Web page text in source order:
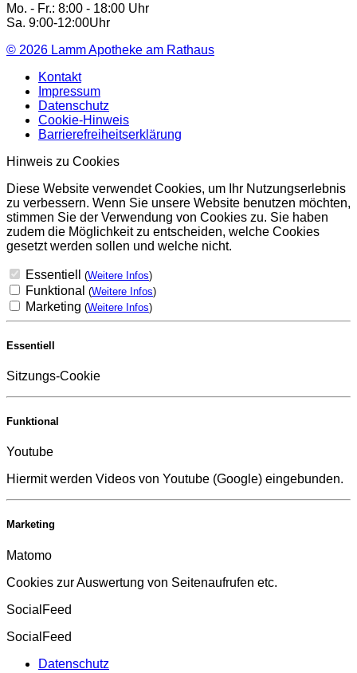
Mo. - Fr.: 8:00 - 18:00 Uhr
Sa. 9:00-12:00Uhr
© 2026 Lamm Apotheke am Rathaus
Kontakt
Impressum
Datenschutz
Cookie-Hinweis
Barrierefreiheitserklärung
Hinweis zu Cookies
Diese Website verwendet Cookies, um Ihr Nutzungserlebnis
zu verbessern. Wenn Sie unsere Website benutzen möchten,
stimmen Sie der Verwendung von Cookies zu. Sie haben
zudem die Möglichkeit zu entscheiden, welche Cookies
gesetzt werden sollen und welche nicht.
Essentiell (Weitere Infos)
Funktional (Weitere Infos)
Marketing (Weitere Infos)
Essentiell
Sitzungs-Cookie
Funktional
Youtube
Hiermit werden Videos von Youtube (Google) eingebunden.
Marketing
Matomo
Cookies zur Auswertung von Seitenaufrufen etc.
SocialFeed
SocialFeed
Datenschutz